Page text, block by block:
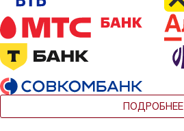
ПОДРОБНЕЕ